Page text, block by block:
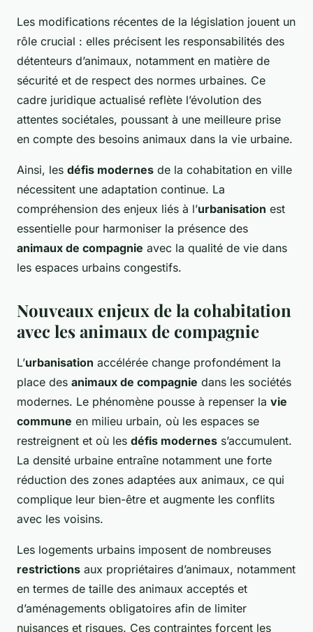
Les modifications récentes de la législation jouent un
rôle crucial : elles précisent les responsabilités des
détenteurs d’animaux, notamment en matière de
sécurité et de respect des normes urbaines. Ce
cadre juridique actualisé reflète l’évolution des
attentes sociétales, poussant à une meilleure prise
en compte des besoins animaux dans la vie urbaine.
Ainsi, les défis modernes de la cohabitation en ville
nécessitent une adaptation continue. La
compréhension des enjeux liés à l’urbanisation est
essentielle pour harmoniser la présence des
animaux de compagnie avec la qualité de vie dans
les espaces urbains congestifs.
Nouveaux enjeux de la cohabitation
avec les animaux de compagnie
L’urbanisation accélérée change profondément la
place des animaux de compagnie dans les sociétés
modernes. Le phénomène pousse à repenser la vie
commune en milieu urbain, où les espaces se
restreignent et où les défis modernes s’accumulent.
La densité urbaine entraîne notamment une forte
réduction des zones adaptées aux animaux, ce qui
complique leur bien-être et augmente les conflits
avec les voisins.
Les logements urbains imposent de nombreuses
restrictions aux propriétaires d’animaux, notamment
en termes de taille des animaux acceptés et
d’aménagements obligatoires afin de limiter
nuisances et risques. Ces contraintes forcent les